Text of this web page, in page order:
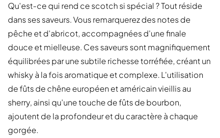
Qu'est-ce qui rend ce scotch si spécial ? Tout réside
dans ses saveurs. Vous remarquerez des notes de
pêche et d'abricot, accompagnées d'une finale
douce et mielleuse. Ces saveurs sont magnifiquement
équilibrées par une subtile richesse torréfiée, créant un
whisky à la fois aromatique et complexe. L'utilisation
de fûts de chêne européen et américain vieillis au
sherry, ainsi qu'une touche de fûts de bourbon,
ajoutent de la profondeur et du caractère à chaque
gorgée.